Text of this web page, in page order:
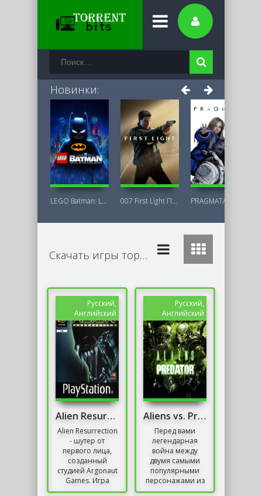
Новинки:
LEGO Batman: Legacy of the Dark Knight 007 First Light Последняя Версия
Скачать игры торрент бесплатно
Русский,
Английский
Alien Resurrection
Alien Resurrection
- шутер от
первого лица,
созданный
студией Argonaut
Games. Игра
создана по
Русский,
Английский
Aliens vs. Predator
Перед вами
легендарная
война между
двумя самыми
популярными
персонажами из
экшенов SF. AvP